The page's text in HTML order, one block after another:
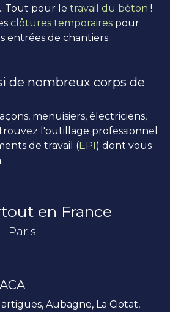
pour le travail du béton !
clôtures temporaires pour
entrées de chantiers.
de nombreux corps de
menuisiers, électriciens,
l'outillage professionnel
de travail (EPI) dont vous
en France
Paris
Aubagne, La Ciotat,